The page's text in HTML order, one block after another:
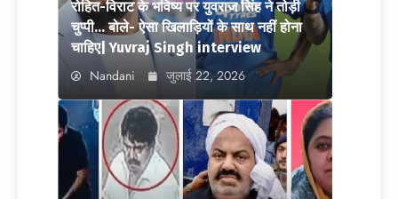
रोहित-विराट के भविष्य पर युवराज सिंह ने तोड़ी
चुप्पी… बोले- ऐसा खिलाड़ियों के साथ नहीं होना
चाहिए| Yuvraj Singh interview
Nandani जुलाई 22, 2026